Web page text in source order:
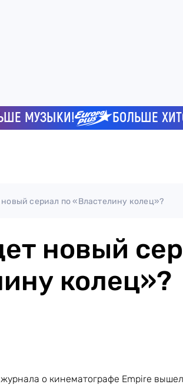
БОЛЬШЕ ХИТОВ!
новый сериал по «Властелину колец»?
новый
колец»?
о кинематографе Empire